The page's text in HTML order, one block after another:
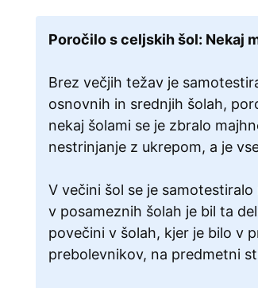
Poročilo s celjskih šol: Nekaj
Brez večjih težav je
osnovnih in srednjih šolah,
nekaj šolami se je zbralo
nestrinjanje z ukrepom, a je
V večini šol se je samotestiralo
v posameznih šolah je bil ta
povečini v šolah, kjer je bilo v
prebolevnikov, na predmetni